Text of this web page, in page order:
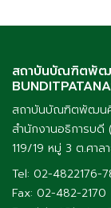
สถาบันบัณฑิตพั
สถาบันบัณฑิตพัฒน
สำนักงานอธิการบดี
119/19 หมู่ 3 ต.ศา
Tel: 02-4822176-
Fax: 02-482-2170